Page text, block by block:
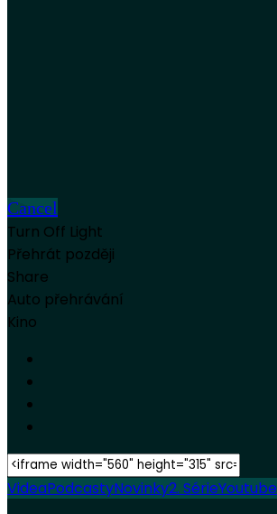
Cancel
Turn Off Light
Přehrát později
Share
Auto přehrávání
Kino
VideaPodcastyNovinky2. SérieYoutube